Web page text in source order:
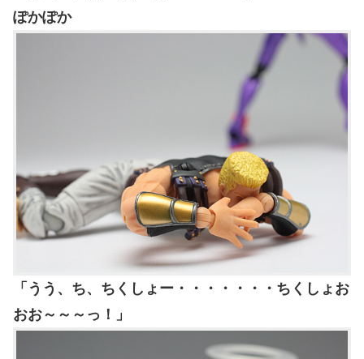
ぽかぽか
「うう、ち、ちくしょー・・・・・・・ちくしょお
おお～～～っ！」